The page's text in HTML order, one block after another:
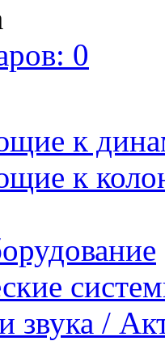
0
к
к
звука /